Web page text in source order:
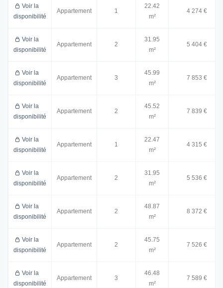
Voir la
disponibilité
Appartement 1
22.42
m²
4 274 €
Voir la
disponibilité
Appartement 2
31.95
m²
5 404 €
Voir la
disponibilité
Appartement 3
45.99
m²
7 853 €
Voir la
disponibilité
Appartement 2
45.52
m²
7 839 €
Voir la
disponibilité
Appartement 1
22.47
m²
4 315 €
Voir la
disponibilité
Appartement 2
31.95
m²
5 536 €
Voir la
disponibilité
Appartement 2
48.87
m²
8 372 €
Voir la
disponibilité
Appartement 2
45.75
m²
7 526 €
Voir la
disponibilité
Appartement 3
46.48
m²
7 589 €